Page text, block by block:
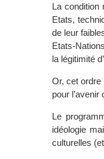
La condition
Etats,
de leur
Etats-
la légitimité
Or, cet ordre
pour l’avenir
Le
idéologie
culturelles